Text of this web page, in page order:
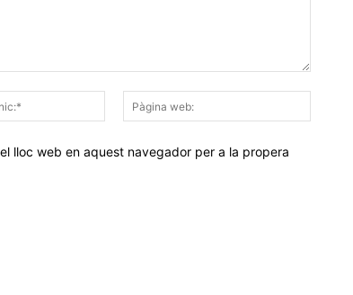
Correu
electrònic:*
web:
lloc web en aquest navegador per a la propera